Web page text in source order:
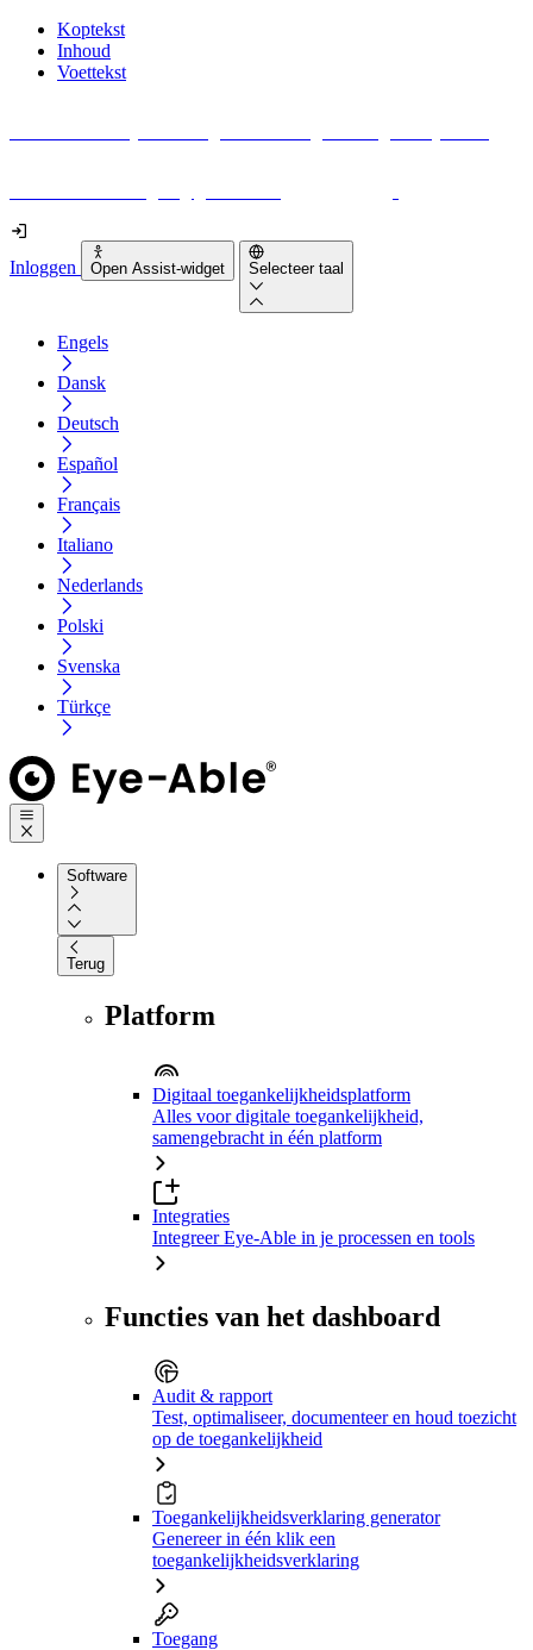
Koptekst
Inhoud
Voettekst
Inloggen Open Assist-widget Selecteer taal
Engels
Dansk
Deutsch
Español
Français
Italiano
Nederlands
Polski
Svenska
Türkçe
Software
Terug
Platform
Digitaal toegankelijkheidsplatform
Alles voor digitale toegankelijkheid,
samengebracht in één platform
Integraties
Integreer Eye-Able in je processen en tools
Functies van het dashboard
Audit & rapport
Test, optimaliseer, documenteer en houd toezicht
op de toegankelijkheid
Toegankelijkheidsverklaring generator
Genereer in één klik een
toegankelijkheidsverklaring
Toegang